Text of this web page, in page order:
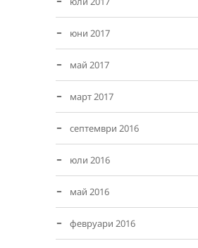
юни 2017
май 2017
март 2017
септември 2016
юли 2016
май 2016
февруари 2016